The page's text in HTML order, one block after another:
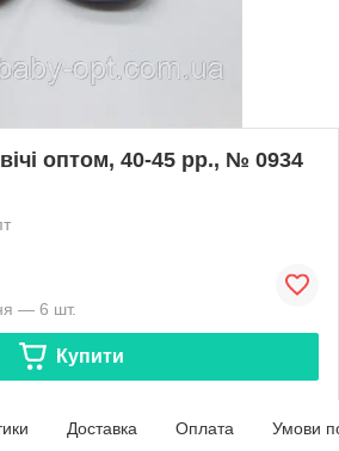
оптом, 40-45 рр., № 0934
— 6 шт.
Купити
Доставка Оплата Умови